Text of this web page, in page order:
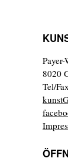
8020
Tel/